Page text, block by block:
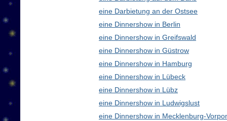
eine Darbietung an der Ostsee
eine Dinnershow in Berlin
eine Dinnershow in Greifswald
eine Dinnershow in Güstrow
eine Dinnershow in Hamburg
eine Dinnershow in Lübeck
eine Dinnershow in Lübz
eine Dinnershow in Ludwigslust
eine Dinnershow in Mecklenburg-